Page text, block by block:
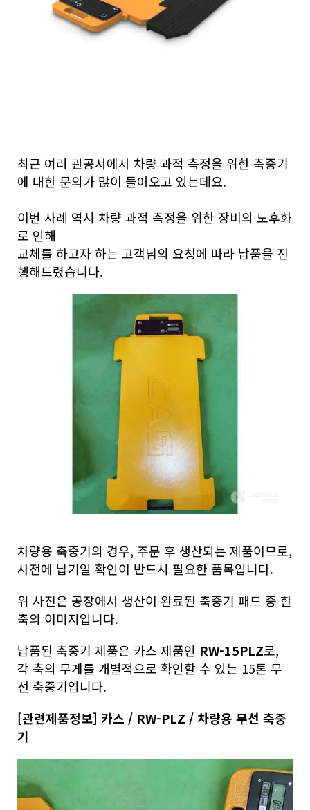
최근 여러 관공서에서 차량 과적 측정을 위한 축중기
에 대한 문의가 많이 들어오고 있는데요.
이번 사례 역시 차량 과적 측정을 위한 장비의 노후화
로 인해
교체를 하고자 하는 고객님의 요청에 따라 납품을 진
행해드렸습니다.
차량용 축중기의 경우, 주문 후 생산되는 제품이므로,
사전에 납기일 확인이 반드시 필요한 품목입니다.
위 사진은 공장에서 생산이 완료된 축중기 패드 중 한
축의 이미지입니다.
납품된 축중기 제품은 카스 제품인 RW-15PLZ로,
각 축의 무게를 개별적으로 확인할 수 있는 15톤 무
선 축중기입니다.
[관련제품정보] 카스 / RW-PLZ / 차량용 무선 축중
기